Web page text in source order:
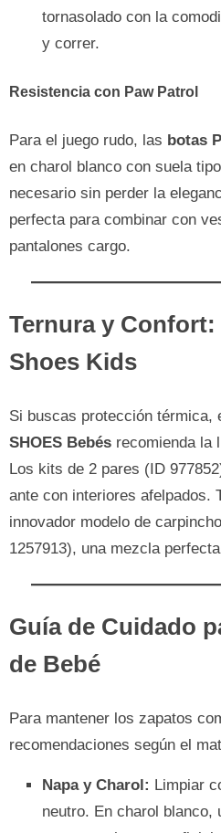
tornasolado con la
y correr.
Resistencia con Paw Patrol
Para el juego rudo, las botas
en charol blanco con suela
necesario sin perder la
perfecta para combinar con
pantalones cargo.
Ternura y
Shoes Kids
Si buscas protección térmica,
SHOES Bebés recomienda la
Los kits de 2 pares (ID
ante con interiores afelpados.
innovador modelo de
1257913), una mezcla
Guía de Cuidado
de Bebé
Para mantener los zapatos
recomendaciones según el
Napa y Charol: Limpiar
neutro. En charol blanco,